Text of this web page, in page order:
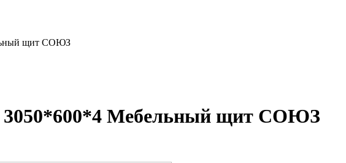
щит СОЮЗ
3050*600*4 Мебельный щит СОЮЗ